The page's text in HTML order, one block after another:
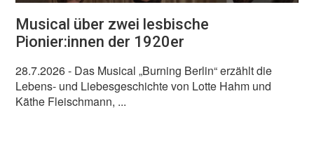
Musical über zwei lesbische
Pionier:innen der 1920er
28.7.2026- Das Musical „Burning Berlin“ erzählt die
Lebens- und Liebesgeschichte von Lotte Hahm und
Käthe Fleischmann, ...